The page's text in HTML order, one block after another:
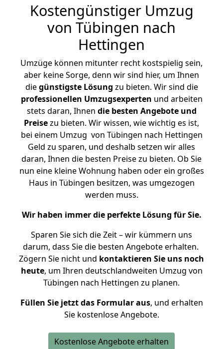
Kostengünstiger Umzug
von Tübingen nach
Hettingen
Umzüge können mitunter recht kostspielig sein,
aber keine Sorge, denn wir sind hier, um Ihnen
diegünstigste Lösung zu bieten. Wir sind die
professionellen Umzugsexperten und arbeiten
stets daran, Ihnen die besten Angebote und
Preisezu bieten. Wir wissen, wie wichtig es ist,
bei einem Umzug von Tübingen nach Hettingen
Geld zu sparen, und deshalb setzen wir alles
daran, Ihnen die besten Preise zu bieten. Ob Sie
nun eine kleine Wohnung haben oder ein großes
Haus in Tübingen besitzen, was umgezogen
werden muss.
Wir haben immer die perfekte Lösung für Sie.
Sparen Sie sich die Zeit – wir kümmern uns
darum, dass Sie die besten Angebote erhalten.
Zögern Sie nicht und kontaktieren Sie uns noch
heute, um Ihren deutschlandweiten Umzug von
Tübingen nach Hettingen zu planen.
Füllen Sie jetzt das Formular aus, und erhalten
Sie kostenlose Angebote.
Kostenlose Angebote erhalten